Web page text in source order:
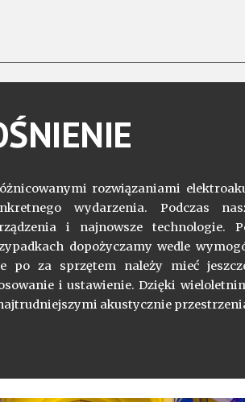
rozwiązaniami
wydarzenia. Podczas
i najnowsze technologie.
dopożyczamy wedle
po za sprzętem należy mieć
i ustawienie. Dzięki
akustycznie